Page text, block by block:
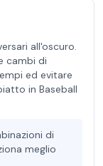
all'oscuro.
cambi di
ed evitare
in Baseball
di
meglio